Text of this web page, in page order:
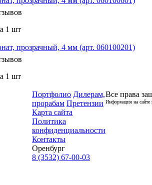
1 шт
прозрачный, 4 мм (арт. 060100201)
1 шт
Портфолио Дилерам,
прорабам Претензии
Карта сайта
Политика
конфиденциальности
Контакты
Оренбург
8 (3532) 67-00-03
Все права
Информация на сайте